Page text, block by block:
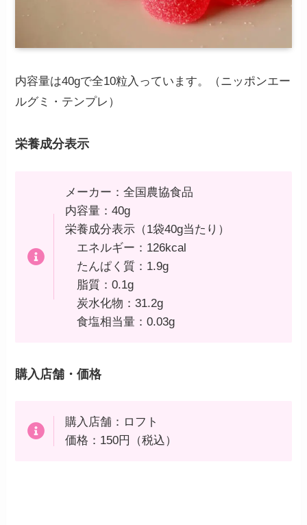
内容量は40gで全10粒入っています。（ニッポンエー
ルグミ・テンプレ）
栄養成分表示
メーカー：全国農協食品
内容量：40g
栄養成分表示（1袋40g当たり）
エネルギー：126kcal
たんぱく質：1.9g
脂質：0.1g
炭水化物：31.2g
食塩相当量：0.03g
購入店舗・価格
購入店舗：ロフト
価格：150円（税込）